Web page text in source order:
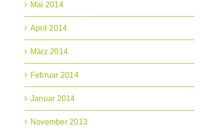
Mai 2014
April 2014
März 2014
Februar 2014
Januar 2014
November 2013